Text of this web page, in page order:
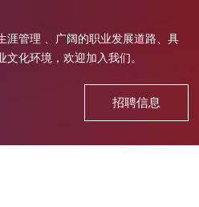
涯管理 、广阔的职业发展道路、具
化环境，欢迎加入我们。
招聘信息